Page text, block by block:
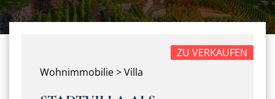
Wohnimmobilie > Villa
ZU VERKAUFEN